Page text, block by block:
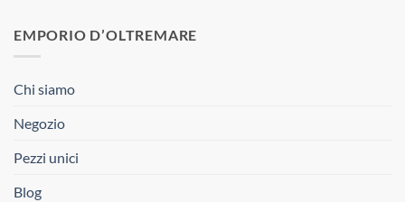
EMPORIO D’OLTREMARE
Chi siamo
Negozio
Pezzi unici
Blog